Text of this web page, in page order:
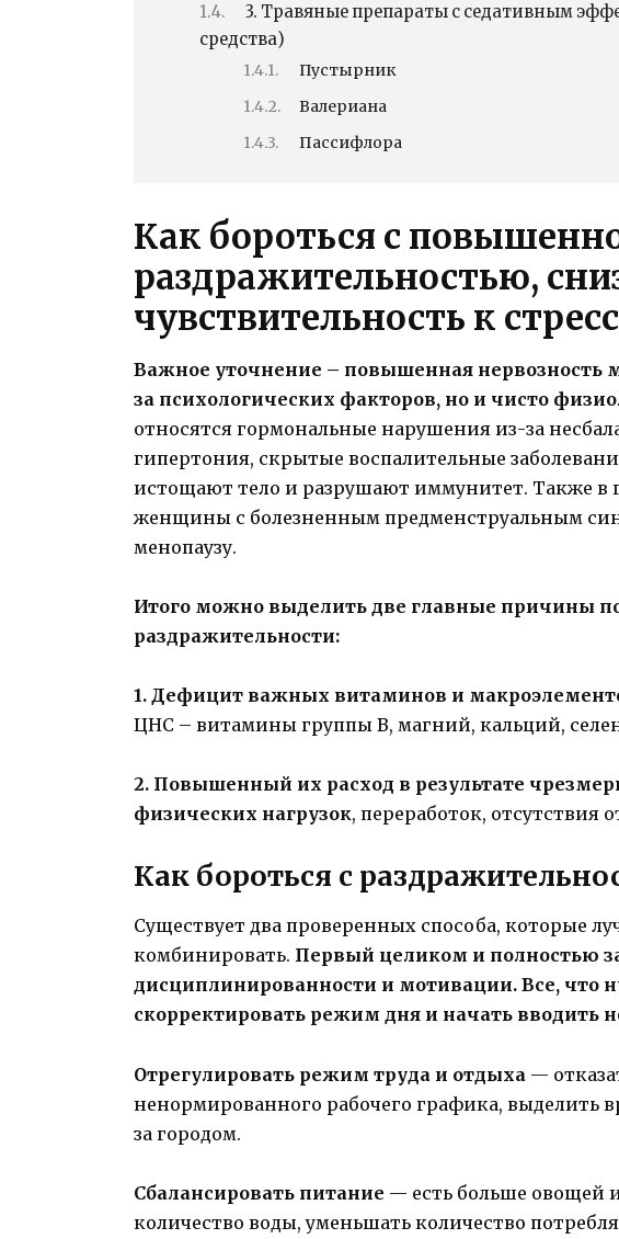
3. Травяные препараты с седативным
средства)
Пустырник
Валериана
Пассифлора
Как бороться с
раздражительностью,
чувствительность к
Важное уточнение – повышенная нервозность
за психологических факторов, но и чисто
относятся гормональные нарушения из-за
гипертония, скрытые воспалительные
истощают тело и разрушают иммунитет. Также в
женщины с болезненным предменструальным
менопаузу.
Итого можно выделить две главные причины
раздражительности:
1. Дефицит важных витаминов и
ЦНС – витамины группы В, магний, кальций,
2. Повышенный их расход в результате
физических нагрузок, переработок, отсутствия
Как бороться с
Существует два проверенных способа, которые
комбинировать. Первый целиком и полностью
дисциплинированности и мотивации. Все, что
скорректировать режим дня и начать вводить
Отрегулировать режим труда и отдыха —
ненормированного рабочего графика, выделить
за городом.
Сбалансировать питание — есть больше овощей
количество воды, уменьшать количество